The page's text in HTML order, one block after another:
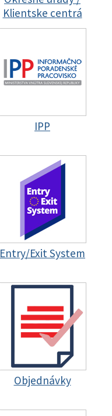
Klientske centrá
IPP
Entry/Exit System
Objednávky